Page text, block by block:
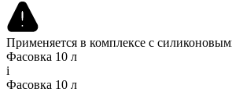
Применяется в комплексе с
Фасовка 10 л
i
Фасовка 10 л